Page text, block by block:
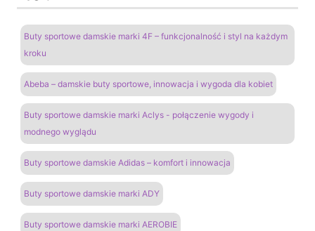
Buty sportowe damskie marki 4F – funkcjonalność i styl na każdym
kroku
Abeba – damskie buty sportowe, innowacja i wygoda dla kobiet
Buty sportowe damskie marki Aclys - połączenie wygody i
modnego wyglądu
Buty sportowe damskie Adidas – komfort i innowacja
Buty sportowe damskie marki ADY
Buty sportowe damskie marki AEROBIE